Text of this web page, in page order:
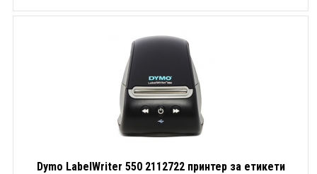
Dymo LabelWriter 550 2112722 принтер за етикети